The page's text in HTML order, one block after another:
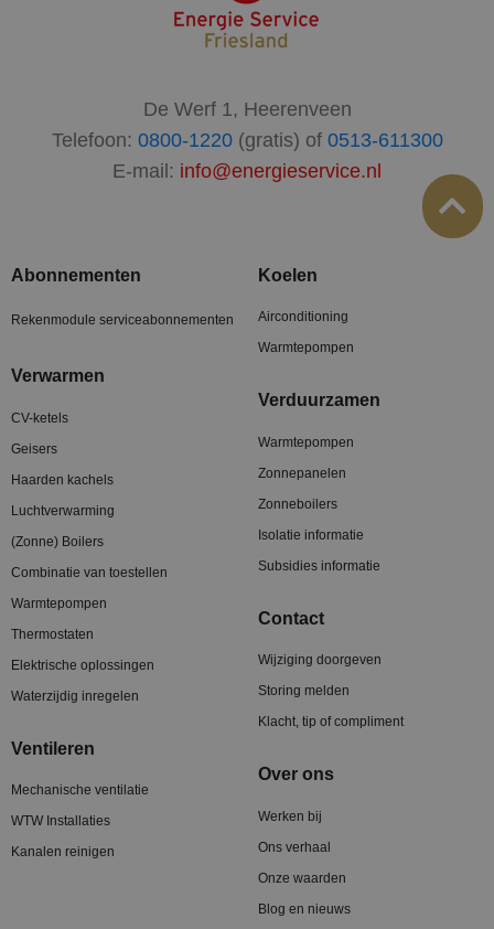
De Werf 1, Heerenveen
Telefoon: 0800-1220(gratis) of 0513-611300
E-mail: info@energieservice.nl
Abonnementen
Rekenmodule serviceabonnementen
Verwarmen
CV-ketels
Geisers
Haarden kachels
Luchtverwarming
(Zonne) Boilers
Combinatie van toestellen
Warmtepompen
Thermostaten
Elektrische oplossingen
Waterzijdig inregelen
Ventileren
Mechanische ventilatie
WTW Installaties
Kanalen reinigen
Koelen
Airconditioning
Warmtepompen
Verduurzamen
Warmtepompen
Zonnepanelen
Zonneboilers
Isolatie informatie
Subsidies informatie
Contact
Wijziging doorgeven
Storing melden
Klacht, tip of compliment
Over ons
Werken bij
Ons verhaal
Onze waarden
Blog en nieuws